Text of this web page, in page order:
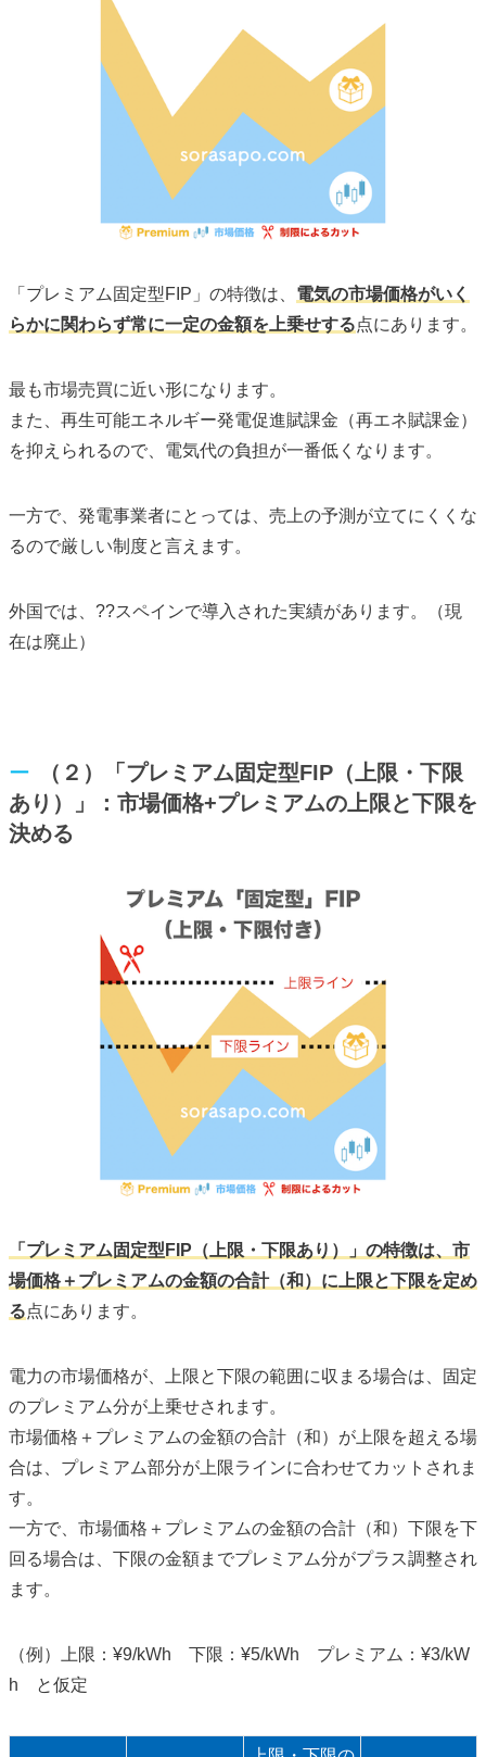
「プレミアム固定型FIP」の特徴は、 電気の市場価格がいく
らかに関わらず常に一定の金額を上乗せする点にあります。
最も市場売買に近い形になります。
また、再生可能エネルギー発電促進賦課金（再エネ賦課金）
を抑えられるので、電気代の負担が一番低くなります。
一方で、発電事業者にとっては、売上の予測が立てにくくな
るので厳しい制度と言えます。
外国では、??スペインで導入された実績があります。（現
在は廃止）
（２）「プレミアム固定型FIP（上限・下限
あり）」：市場価格+プレミアムの上限と下限を
決める
「プレミアム固定型FIP（上限・下限あり）」の特徴は、市
場価格＋プレミアムの金額の合計（和）に上限と下限を定め
る点にあります。
電力の市場価格が、上限と下限の範囲に収まる場合は、固定
のプレミアム分が上乗せされます。
市場価格＋プレミアムの金額の合計（和）が上限を超える場
合は、プレミアム部分が上限ラインに合わせてカットされま
す。
一方で、市場価格＋プレミアムの金額の合計（和）下限を下
回る場合は、下限の金額までプレミアム分がプラス調整され
ます。
（例）上限：¥9/kWh 下限：¥5/kWh プレミアム：¥3/kW
h と仮定